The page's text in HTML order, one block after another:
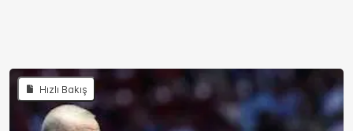
Hızlı Bakış